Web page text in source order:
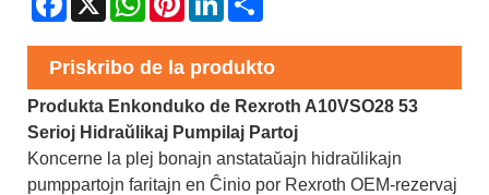
Priskribo de la produkto
Produkta Enkonduko de Rexroth A10VSO28 53
Serioj Hidraŭlikaj Pumpilaj Partoj
Koncerne la plej bonajn anstataŭajn hidraŭlikajn
pumppartojn faritajn en Ĉinio por Rexroth OEM-rezervaj